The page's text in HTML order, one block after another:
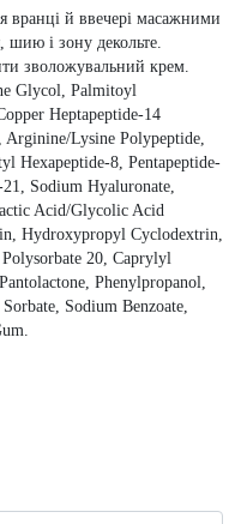
вранці й ввечері масажними
шию і зону декольте.
зволожувальний крем.
Glycol, Palmitoyl
Heptapeptide-14
Arginine/Lysine Polypeptide,
Hexapeptide-8, Pentapeptide-
Sodium Hyaluronate,
Acid/Glycolic Acid
Hydroxypropyl Cyclodextrin,
20, Caprylyl
Phenylpropanol,
Sodium Benzoate,